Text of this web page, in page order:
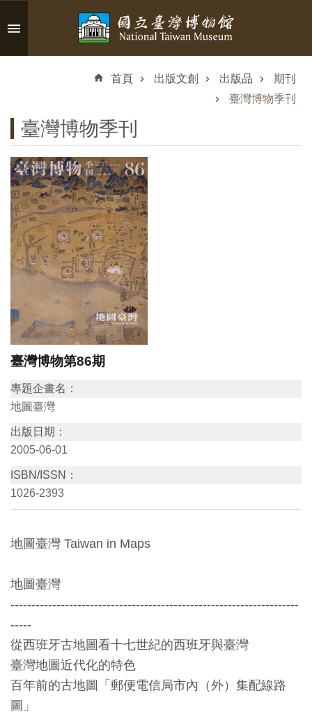
跳到主要內容區塊
認
識
臺
博
參
資
訊
覽
資
訊
教
育
動
出
創
典
藏
首頁 出版文創 出版品
期刊
臺灣博物季刊
臺灣博物季刊
臺灣博物第86期
專題企畫名：
地圖臺灣
出版日期：
2005-06-01
ISBN/ISSN：
1026-2393
地圖臺灣 Taiwan in Maps
地圖臺灣
---------------------------------------------------------------------
-----
從西班牙古地圖看十七世紀的西班牙與臺灣
臺灣地圖近代化的特色
百年前的古地圖「郵便電信局市內（外）集配線路
圖」